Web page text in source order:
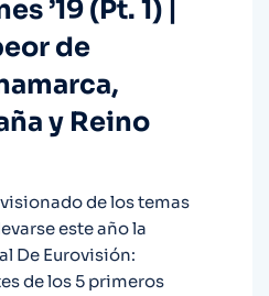
’19 (Pt. 1) |
de
y Reino
de los temas
este año la
De Eurovisión:
de los 5 primeros